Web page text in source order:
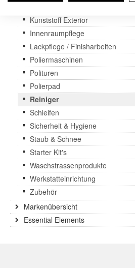
Kunststoff Exterior
Innenraumpflege
Lackpflege / Finisharbeiten
Poliermaschinen
Polituren
Polierpad
Reiniger
Schleifen
Sicherheit & Hygiene
Staub & Schnee
Starter Kit's
Waschstrassenprodukte
Werkstatteinrichtung
Zubehör
Markenübersicht
Essential Elements